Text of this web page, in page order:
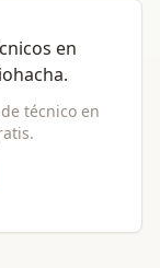
en
.
técnico en